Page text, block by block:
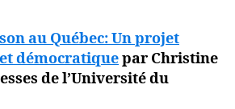
au Québec: Un projet
démocratiquepar Christine
de l’Université du